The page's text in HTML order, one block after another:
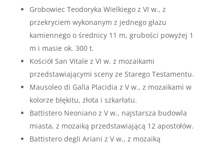
Grobowiec Teodoryka Wielkiego z VI w., z
przekryciem wykonanym z jednego głazu
kamiennego o średnicy 11 m, grubości powyżej 1
m i masie ok. 300 t.
Kościół San Vitale z VI w. z mozaikami
przedstawiającymi sceny ze Starego Testamentu.
Mausoleo di Galla Placidia z V w., z mozaikami w
kolorze błękitu, złota i szkarłatu.
Battistero Neoniano z V w., najstarsza budowla
miasta, z mozaiką przedstawiającą 12 apostołów.
Battistero degli Ariani z V w., z mozaiką